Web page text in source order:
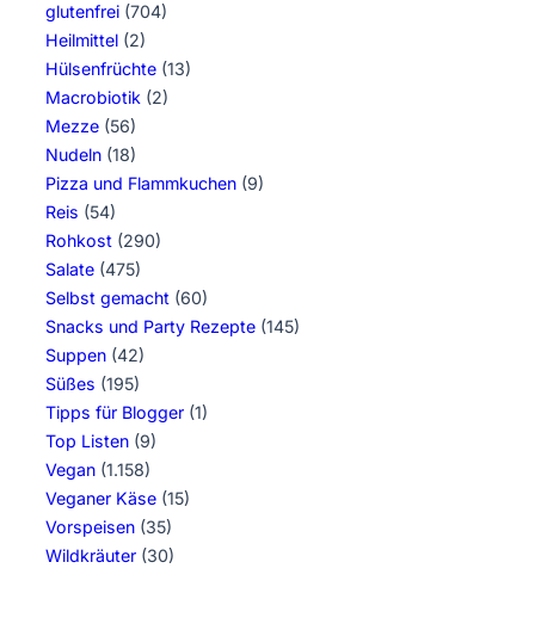
glutenfrei (704)
Heilmittel (2)
Hülsenfrüchte (13)
Macrobiotik (2)
Mezze (56)
Nudeln (18)
Pizza und Flammkuchen (9)
Reis (54)
Rohkost (290)
Salate (475)
Selbst gemacht (60)
Snacks und Party Rezepte (145)
Suppen (42)
Süßes (195)
Tipps für Blogger (1)
Top Listen (9)
Vegan (1.158)
Veganer Käse (15)
Vorspeisen (35)
Wildkräuter (30)